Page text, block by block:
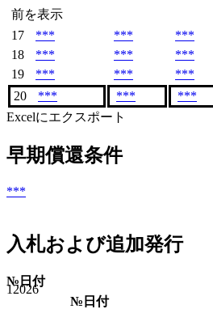
前を表示
17
*** *** ***
18
*** *** ***
19
*** *** ***
20
*** *** ***
Excelにエクスポート
早期償還条件
***
入札および追加発行
№ 日付
12026
№ 日付